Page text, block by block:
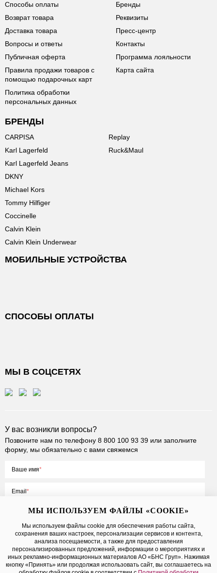
Способы оплаты
Возврат товара
Доставка товара
Вопросы и ответы
Публичная оферта
Правила продажи товаров с
помощью подарочных карт
Политика обработки
персональных данных
Бренды
Реквизиты
Пресс-центр
Контакты
Программа лояльности
Карта сайта
БРЕНДЫ
CARPISA
Karl Lagerfeld
Karl Lagerfeld Jeans
DKNY
Michael Kors
Tommy Hilfiger
Coccinelle
Calvin Klein
Calvin Klein Underwear
Replay
Ruck&Maul
МОБИЛЬНЫЕ УСТРОЙСТВА
СПОСОБЫ ОПЛАТЫ
МЫ В СОЦСЕТЯХ
У вас возникли вопросы?
Позвоните нам по телефону 8 800 100 93 39 или заполните
форму, мы обязательно с вами свяжемся
Ваше имя
Email
Нажимая на кнопку «Отправить», вы принимаете условияПубличной
оферты, даетесогласие на обработку персональных данных
МЫ ИСПОЛЬЗУЕМ ФАЙЛЫ «COOKIE»
Мы используем файлы cookie для обеспечения работы сайта,
сохранения ваших настроек, персонализации сервисов и контента,
анализа посещаемости, а также для предоставления
персонализированных предложений, информации о мероприятиях и
иных рекламно-информационных материалов АО «БНС Груп». Нажимая
кнопку «Принять» или продолжая использовать сайт, вы соглашаетесь на